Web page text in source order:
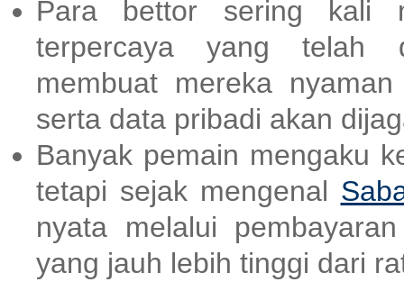
Para bettor sering kali
terpercaya yang telah
membuat mereka
serta data pribadi akan
Banyak pemain mengaku
tetapi sejak mengenal
nyata melalui
yang jauh lebih tinggi dari